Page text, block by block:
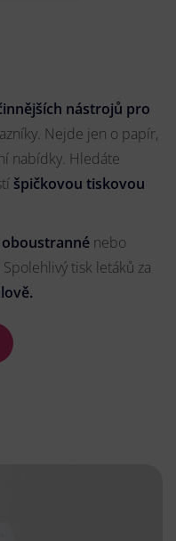
nástrojů pro
Nejde jen o papír,
nabídky. Hledáte
špičkovou tiskovou
oboustranné nebo
tisk letáků za